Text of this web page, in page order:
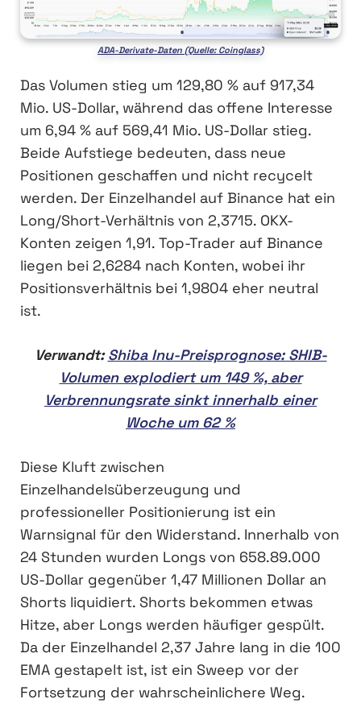
ADA-Derivate-Daten (Quelle: Coinglass)
Das Volumen stieg um 129,80 % auf 917,34
Mio. US-Dollar, während das offene Interesse
um 6,94 % auf 569,41 Mio. US-Dollar stieg.
Beide Aufstiege bedeuten, dass neue
Positionen geschaffen und nicht recycelt
werden. Der Einzelhandel auf Binance hat ein
Long/Short-Verhältnis von 2,3715. OKX-
Konten zeigen 1,91. Top-Trader auf Binance
liegen bei 2,6284 nach Konten, wobei ihr
Positionsverhältnis bei 1,9804 eher neutral
ist.
Verwandt:Shiba Inu-Preisprognose: SHIB-
Volumen explodiert um 149 %, aber
Verbrennungsrate sinkt innerhalb einer
Woche um 62 %
Diese Kluft zwischen
Einzelhandelsüberzeugung und
professioneller Positionierung ist ein
Warnsignal für den Widerstand. Innerhalb von
24 Stunden wurden Longs von 658.89.000
US-Dollar gegenüber 1,47 Millionen Dollar an
Shorts liquidiert. Shorts bekommen etwas
Hitze, aber Longs werden häufiger gespült.
Da der Einzelhandel 2,37 Jahre lang in die 100
EMA gestapelt ist, ist ein Sweep vor der
Fortsetzung der wahrscheinlichere Weg.